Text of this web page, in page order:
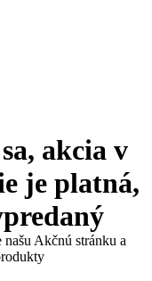
akcia v
je platná,
Akčnú stránku a